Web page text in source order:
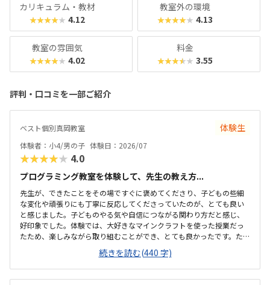
カリキュラム・教材
★★★★★ 4.12
教室外の環境
★★★★★ 4.13
教室の雰囲気
★★★★★ 4.02
料金
★★★★★ 3.55
評判・口コミを一部ご紹介
ベスト個別真岡教室 体験生
体験者：小4/男の子 体験日：2026/07
★★★★★ 4.0
プログラミング教室を体験して、先生の教え方...
先生が、できたことをその場ですぐに褒めてくださり、子どもの些細
な変化や頑張りにも丁寧に反応してくださっていたのが、とても良い
と感じました。子どものやる気や自信につながる関わり方だと感じ、
好印象でした。体験では、大好きなマインクラフトを使った授業だっ
たため、楽しみながら取り組むことができ、とても良かったです。た
だ、今後もずっとマインクラフトを使った内容ではないと伺ったの
で、その後も興味を持って取り組めるかどうかは少し気になる点でし
た。教室は自宅から15分ほどの距離にあり、通いやすいと感じまし
た。また、駐車場もあるため、送り迎えもしやすく、安心して通わせ
続きを読む(440 字)